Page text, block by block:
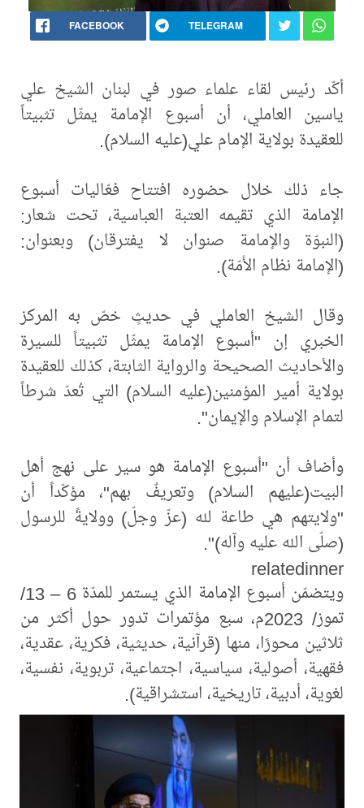
FACEBOOK TELEGRAM
أكّد رئيس لقاء علماء صور في لبنان الشيخ علي
ياسين العاملي، أن أسبوع الإمامة يمثّل تثبيتاً
للعقيدة بولاية الإمام علي(عليه السلام).
جاء ذلك خلال حضوره افتتاح فعّاليات أسبوع
الإمامة الذي تقيمه العتبة العباسية، تحت شعار:
(النبوّة والإمامة صنوان لا يفترقان) وبعنوان:
(الإمامة نظام الأُمّة).
وقال الشيخ العاملي في حديثٍ خصّ به المركز
الخبري إن "أسبوع الإمامة يمثّل تثبيتاً للسيرة
والأحاديث الصحيحة والرواية الثابتة، كذلك للعقيدة
بولاية أمير المؤمنين(عليه السلام) التي تُعدّ شرطاً
لتمام الإسلام والإيمان".
وأضاف أن "أسبوع الإمامة هو سير على نهج أهل
البيت(عليهم السلام) وتعريفٌ بهم"، مؤكّداً أن
"ولايتهم هي طاعة لله (عزّ وجلّ) وولايةً للرسول
(صلّى الله عليه وآله)".
relatedinner
ويتضمّن أسبوع الإمامة الذي يستمر للمدّة 6 – 13/
تموز/ 2023م، سبع مؤتمرات تدور حول أكثر من
ثلاثين محورًا، منها (قرآنية، حديثية، فكرية، عقدية،
فقهية، أصولية، سياسية، اجتماعية، تربوية، نفسية،
لغوية، أدبية، تاريخية، استشراقية).